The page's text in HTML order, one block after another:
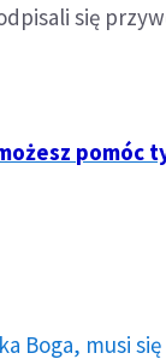
się
pomóc
Boga, musi